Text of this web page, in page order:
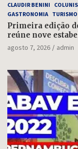
CLAUDIR BENINI
GASTRONOMIA TURISMO
Primeira edição
reúne nove
agosto 7, 2026 admin